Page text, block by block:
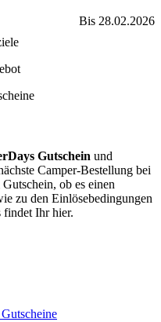
Bis 28.02.2026
Gutschein und
Camper-Bestellung bei
ob es einen
zu den Einlösebedingungen
findet Ihr hier.